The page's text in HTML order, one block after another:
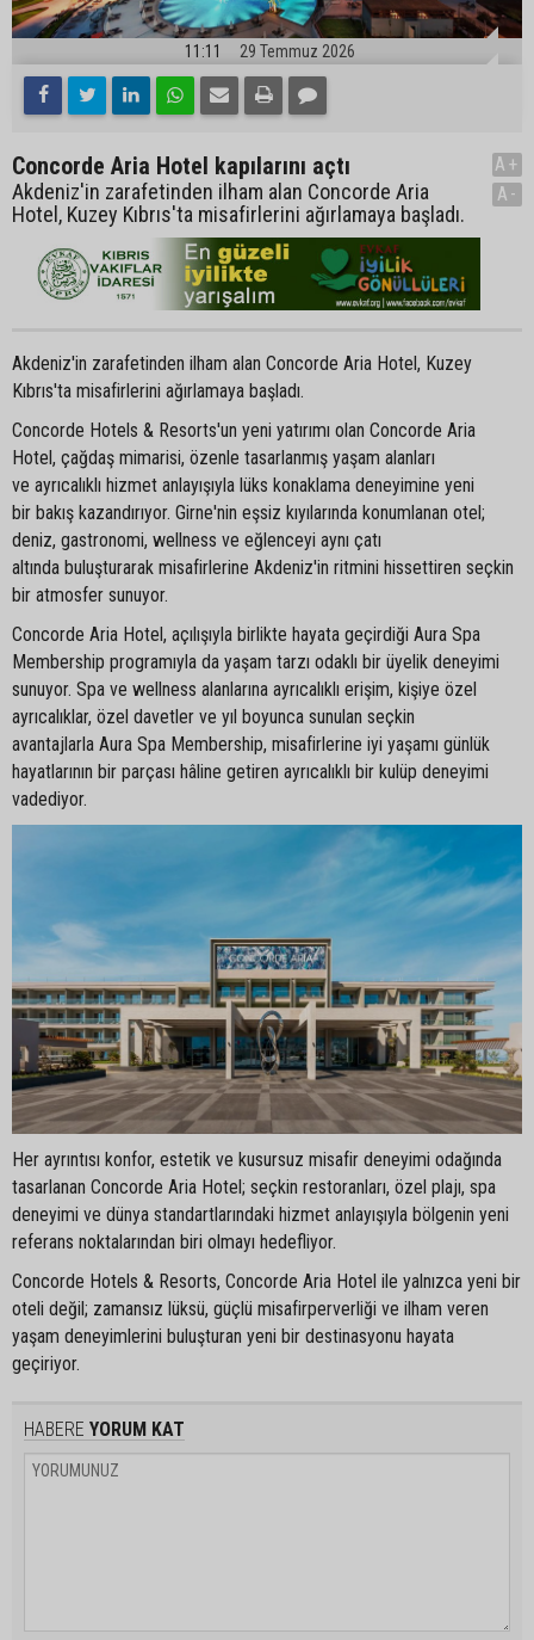
11:11 29 Temmuz 2026
Concorde Aria Hotel kapılarını açtı
Akdeniz'in zarafetinden ilham alan Concorde Aria
Hotel, Kuzey Kıbrıs'ta misafirlerini ağırlamaya başladı.
A+
A-
Akdeniz'in zarafetinden ilham alan Concorde Aria Hotel, Kuzey
Kıbrıs'ta misafirlerini ağırlamaya başladı.
Concorde Hotels & Resorts'un yeni yatırımı olan Concorde Aria
Hotel, çağdaş mimarisi, özenle tasarlanmış yaşam alanları
ve ayrıcalıklı hizmet anlayışıyla lüks konaklama deneyimine yeni
bir bakış kazandırıyor. Girne'nin eşsiz kıyılarında konumlanan otel;
deniz, gastronomi, wellness ve eğlenceyi aynı çatı
altında buluşturarak misafirlerine Akdeniz'in ritmini hissettiren seçkin
bir atmosfer sunuyor.
Concorde Aria Hotel, açılışıyla birlikte hayata geçirdiği Aura Spa
Membership programıyla da yaşam tarzı odaklı bir üyelik deneyimi
sunuyor. Spa ve wellness alanlarına ayrıcalıklı erişim, kişiye özel
ayrıcalıklar, özel davetler ve yıl boyunca sunulan seçkin
avantajlarla Aura Spa Membership, misafirlerine iyi yaşamı günlük
hayatlarının bir parçası hâline getiren ayrıcalıklı bir kulüp deneyimi
vadediyor.
Her ayrıntısı konfor, estetik ve kusursuz misafir deneyimi odağında
tasarlanan Concorde Aria Hotel; seçkin restoranları, özel plajı, spa
deneyimi ve dünya standartlarındaki hizmet anlayışıyla bölgenin yeni
referans noktalarından biri olmayı hedefliyor.
Concorde Hotels & Resorts, Concorde Aria Hotel ile yalnızca yeni bir
oteli değil; zamansız lüksü, güçlü misafirperverliği ve ilham veren
yaşam deneyimlerini buluşturan yeni bir destinasyonu hayata
geçiriyor.
HABERE YORUM KAT